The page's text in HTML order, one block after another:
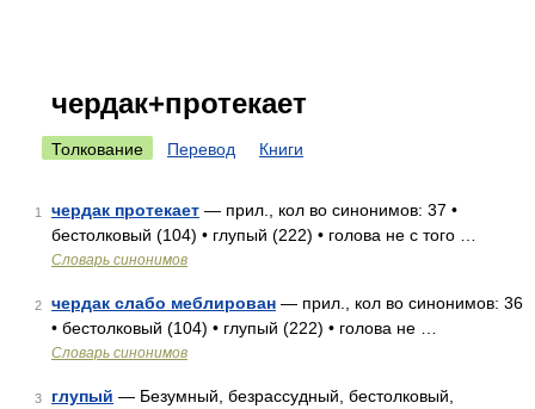
чердак+протекает
Толкование Перевод Книги
1 чердак протекает — прил., кол во синонимов: 37 •
бестолковый (104) • глупый (222) • голова не с того …
Словарь синонимов
2 чердак слабо меблирован — прил., кол во синонимов: 36
• бестолковый (104) • глупый (222) • голова не …
Словарь синонимов
3 глупый — Безумный, безрассудный, бестолковый,